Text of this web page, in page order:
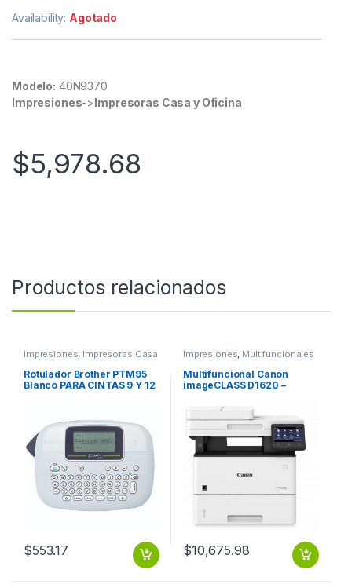
Availability: Agotado
Modelo: 40N9370
Impresiones-> Impresoras Casa y Oficina
$5,978.68
Productos relacionados
Impresiones, Impresoras Casa
y Oficina
Rotulador Brother PTM95
Blanco PARA CINTAS 9 Y 12
$553.17
Impresiones, Multifuncionales
Multifuncional Canon
imageCLASS D1620 –
WiFi – Dúplex – 5″ Touch –
Blanco/Negro 45PPM WI FI
Y ETHERMET DUPLEX
$10,675.98